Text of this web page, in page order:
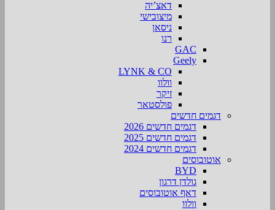
דאצ’יה
מיצובישי
ניסאן
רנו
GAC
Geely
LYNK & CO
וולוו
זיקר
פולסטאר
דגמים חדשים
דגמים חדשים 2026
דגמים חדשים 2025
דגמים חדשים 2024
אוטובוסים
BYD
גולדן דרגון
דאף אוטובוסים
וולוו